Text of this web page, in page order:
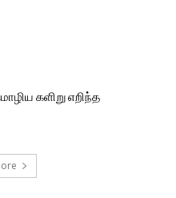
களிறு எறிந்த